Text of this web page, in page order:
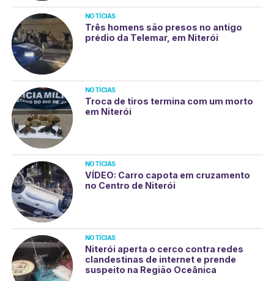
NOTÍCIAS
Três homens são presos no antigo
prédio da Telemar, em Niterói
NOTÍCIAS
Troca de tiros termina com um morto
em Niterói
NOTÍCIAS
VÍDEO: Carro capota em cruzamento
no Centro de Niterói
NOTÍCIAS
Niterói aperta o cerco contra redes
clandestinas de internet e prende
suspeito na Região Oceânica